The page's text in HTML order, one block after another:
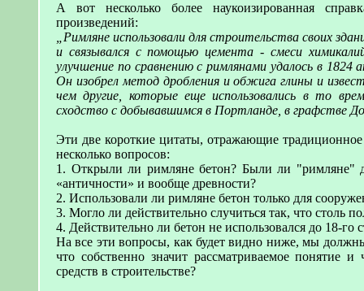
А вот несколько более наукоизированная
произведений:
„Римляне использовали для строительства своих
и связывался с помощью цемента - смеси
улучшение по сравнению с римлянами удалось в 1824
Он изобрел метод дробления и обжига глины и
чем другие, которые еще использовались в то
сходство с добывавшимся в Портланде, в графстве
Эти две короткие цитаты, отражающие
несколько вопросов:
1. Открыли ли римляне бетон? Были ли "римляне"
«античности» и вообще древности?
2. Использовали ли римляне бетон только для
3. Могло ли действительно случиться так, что столь
4. Действительно ли бетон не использовался до 18-го
На все эти вопросы, как будет видно ниже, мы
что собственно значит рассматриваемое понятие
средств в строительстве?